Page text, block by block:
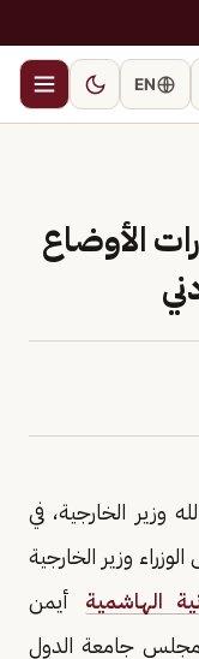
EN
الأوضاع
وزير الخارجية، في
وزير الخارجية
الهاشمية أيمن
جامعة الدول